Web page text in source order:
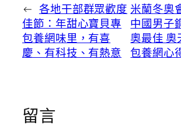
← 各地干部群眾歡度
佳節：年甜心寶貝專
包養網味里，有喜
慶、有科技、有熱意
米蘭冬奧
中國男子
奧最佳 奧
包養網心
留言